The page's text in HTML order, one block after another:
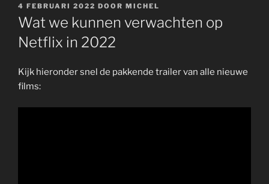
GEPLAATST
OP
4 FEBRUARI 2022 DOOR MICHEL
Wat we kunnen verwachten op
Netflix in 2022
Kijk hieronder snel de pakkende trailer van alle nieuwe
films: